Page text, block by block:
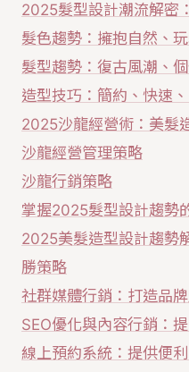
2025髮型設計潮流解密
髮色趨勢：擁抱自然、
髮型趨勢：復古風潮、
造型技巧：簡約、快速
2025沙龍經營術：美髮
沙龍經營管理策略
沙龍行銷策略
掌握2025髮型設計趨勢
2025美髮造型設計趨勢
勝策略
社群媒體行銷：打造品
SEO優化與內容行銷：
線上預約系統：提供便